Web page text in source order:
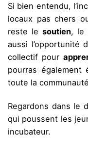
Si bien entendu,
locaux pas chers
reste lesoutien, le
aussi l’opportunité
collectif pour
pourras également
toute la
Regardons dans le
qui poussent les
incubateur.